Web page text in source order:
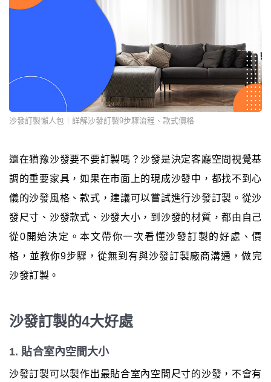
沙發訂製懶人包｜詳解沙發訂製9步驟流程、款式價格
還在猶豫沙發要不要訂製嗎？沙發是決定客廳空間視覺基
調的重要家具，如果在市面上的現成沙發中，都找不到心
儀的沙發風格、款式，建議可以嘗試進行沙發訂製。從沙
發尺寸、沙發款式、沙發大小，到沙發的材質，都由自己
從0開始決定。本文帶你一次看懂沙發訂製的好處、價
格，並教你9步驟，從無到有與沙發訂製廠商溝通，做完
沙發訂製。
沙發訂製的4大好處
1. 貼合室內空間大小
沙發訂製可以製作出最貼合室內空間尺寸的沙發，不會有